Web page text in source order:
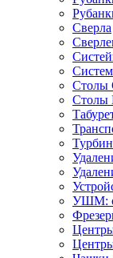
Сверла
Столы
Столы
УШМ: